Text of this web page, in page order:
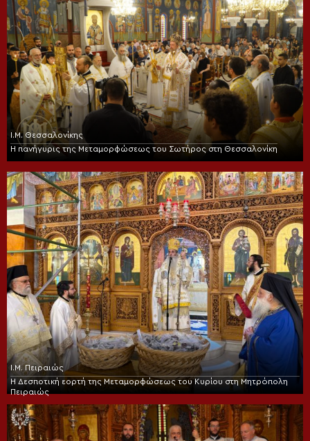
Ι.Μ. Θεσσαλονίκης
Η πανήγυρις της Μεταμορφώσεως του Σωτήρος στη Θεσσαλονίκη
Ι.Μ. Πειραιώς
Η Δεσποτική εορτή της Μεταμορφώσεως του Κυρίου στη Μητρόπολη
Πειραιώς